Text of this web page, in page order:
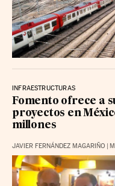
INFRAESTRUCTURAS
Fomento ofrece a
proyectos en
millones
JAVIER FERNÁNDEZ MAGARIÑO